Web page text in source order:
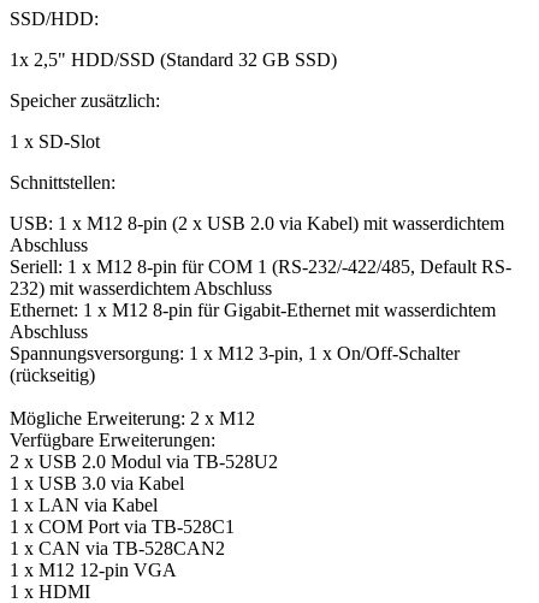
SSD/HDD:
1x 2,5" HDD/SSD (Standard 32 GB SSD)
Speicher zusätzlich:
1 x SD-Slot
Schnittstellen:
USB: 1 x M12 8-pin (2 x USB 2.0 via Kabel) mit wasserdichtem
Abschluss
Seriell: 1 x M12 8-pin für COM 1 (RS-232/-422/485, Default RS-
232) mit wasserdichtem Abschluss
Ethernet: 1 x M12 8-pin für Gigabit-Ethernet mit wasserdichtem
Abschluss
Spannungsversorgung: 1 x M12 3-pin, 1 x On/Off-Schalter
(rückseitig)
Mögliche Erweiterung: 2 x M12
Verfügbare Erweiterungen:
2 x USB 2.0 Modul via TB-528U2
1 x USB 3.0 via Kabel
1 x LAN via Kabel
1 x COM Port via TB-528C1
1 x CAN via TB-528CAN2
1 x M12 12-pin VGA
1 x HDMI